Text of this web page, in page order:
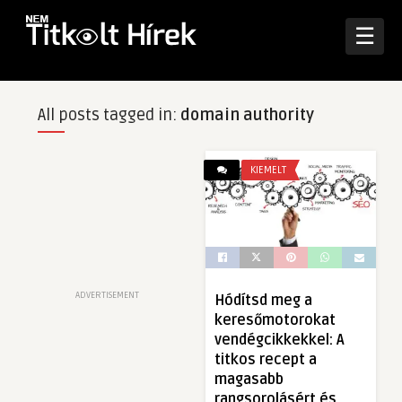
☰
All posts tagged in: domain authority
ADVERTISEMENT
KIEMELT
Hódítsd meg a
keresőmotorokat
vendégcikkekkel: A
titkos recept a
magasabb